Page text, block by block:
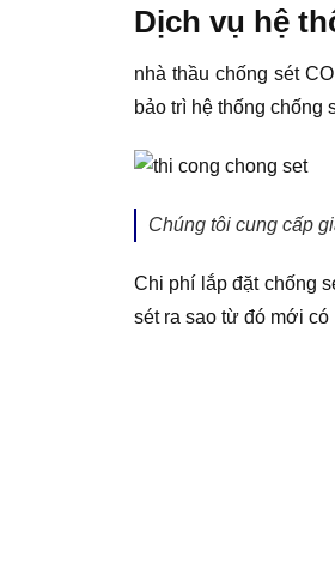
Dịch vụ hệ
nhà thầu chống sét
bảo trì hệ thống chống
Chúng tôi cung cấp
Chi phí lắp đặt chống
sét ra sao từ đó mới có